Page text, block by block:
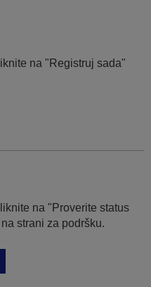
na "Registruj sada"
na "Proverite status
strani za podršku.